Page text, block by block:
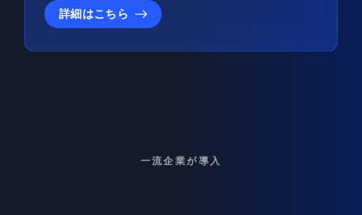
詳細はこちら
一流企業が導入